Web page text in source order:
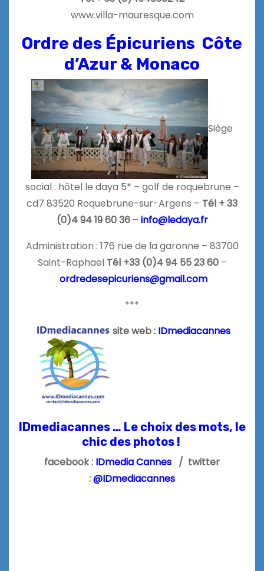
www.villa-mauresque.com
Ordre des Épicuriens Côte
d’Azur & Monaco
Siège
social : hôtel le daya 5* – golf de roquebrune –
cd7 83520 Roquebrune-sur-Argens – Tél + 33
(0)4 94 19 60 36– info@ledaya.fr
Administration : 176 rue de la garonne – 83700
Saint-Raphaël Tél +33 (0)4 94 55 23 60–
ordredesepicuriens@gmail.com
***
site web : IDmediacannes
IDmediacannes … Le choix des mots, le
chic des photos !
facebook : IDmedia Cannes / twitter
:@IDmediacannes